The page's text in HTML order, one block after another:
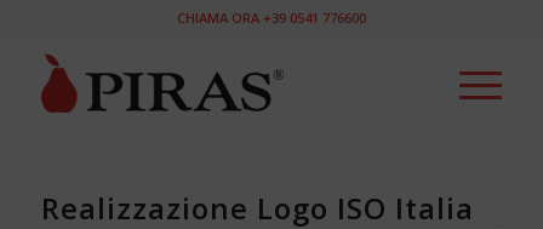
CHIAMA ORA +39 0541 776600
Realizzazione Logo ISO Italia